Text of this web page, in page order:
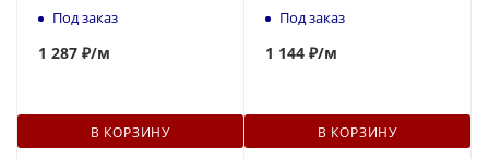
Под заказ
1 287 ₽/м
В КОРЗИНУ
Под заказ
1 144 ₽/м
В КОРЗИНУ